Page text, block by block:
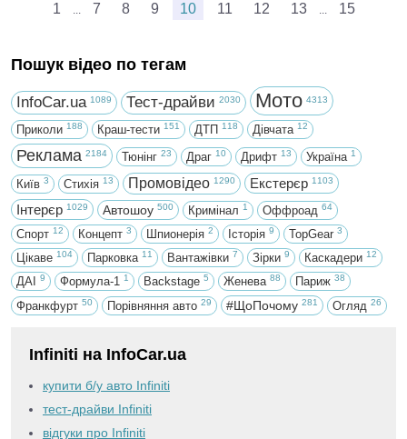
1 ... 7 8 9 10 11 12 13 ... 15
Пошук відео по тегам
InfoCar.ua 1089 Тест-драйви 2030 Мото 4313
Приколи 188 Краш-тести 151 ДТП 118 Дівчата 12
Реклама 2184 Тюнінг 23 Драг 10 Дрифт 13 Україна 1
Київ 3 Стихія 13 Промовідео 1290 Екстерєр 1103
Інтерєр 1029 Автошоу 500 Кримінал 1 Оффроад 64
Спорт 12 Концепт 3 Шпионерія 2 Історія 9 TopGear 3
Цікаве 104 Парковка 11 Вантажівки 7 Зірки 9 Каскадери 12
ДАІ 9 Формула-1 1 Backstage 5 Женева 88 Париж 38
Франкфурт 50 Порівняння авто 29 #ЩоПочому 281 Огляд 26
Infiniti на InfoCar.ua
купити б/у авто Infiniti
тест-драйви Infiniti
відгуки про Infiniti